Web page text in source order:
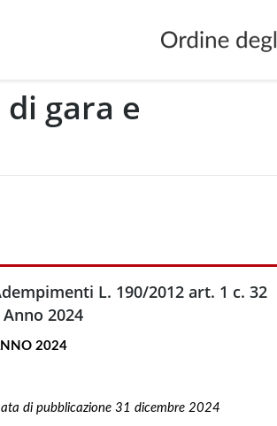
gara e
L. 190/2012 art. 1 c. 32
Anno 2024
2024
di pubblicazione 31 dicembre 2024